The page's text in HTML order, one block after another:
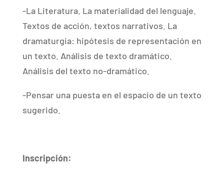
-La Literatura. La materialidad del lenguaje.
Textos de acción, textos narrativos. La
dramaturgia: hipótesis de representación en
un texto. Análisis de texto dramático.
Análisis del texto no-dramático.
-Pensar una puesta en el espacio de un texto
sugerido.
Inscripción: